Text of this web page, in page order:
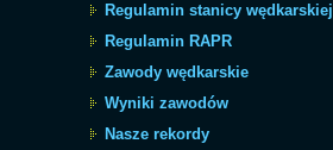
Regulamin stanicy wędkarskiej
Regulamin RAPR
Zawody wędkarskie
Wyniki zawodów
Nasze rekordy